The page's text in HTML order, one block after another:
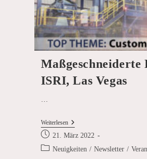
Maßgeschneiderte
ISRI, Las Vegas
WeiterlesenMaßgeschneiderte
Lösungen
@
ISRI,
Las
Beitrag
veröffentlicht:
21. März 2022
Beitrags-Neuigkeiten / Newsletter /